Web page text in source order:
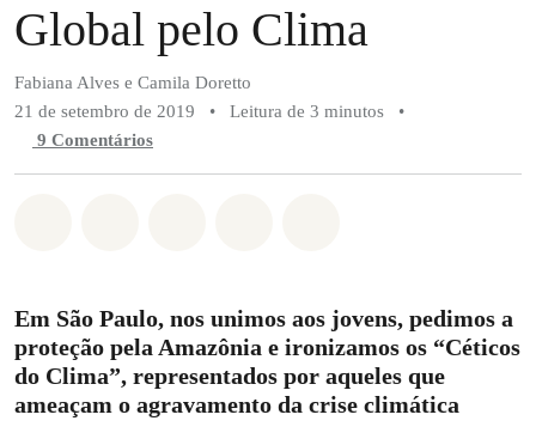
Global pelo Clima
Fabiana Alves e Camila Doretto
21 de setembro de 2019
• Leitura de 3 minutos
•
9 Comentários
Em São Paulo, nos unimos aos jovens, pedimos a
proteção pela Amazônia e ironizamos os “Céticos
do Clima”, representados por aqueles que
ameaçam o agravamento da crise climática